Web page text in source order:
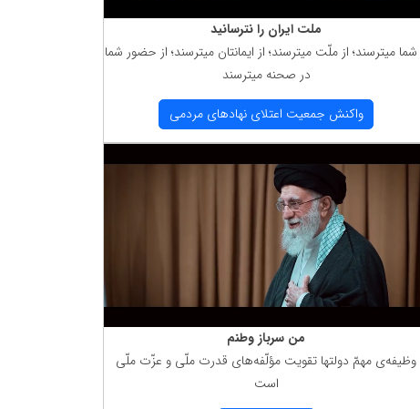
ملت ایران را نترسانید
شما میترسند؛ از ملّت میترسند؛ از ایمانتان میترسند؛ از حضور شما
در صحنه میترسند
واكنش جمعیت اعتلای نهادهای مردمی
من سرباز وطنم
وظیفه‌ی مهمّ دولتها تقویت مؤلّفه‌های قدرت ملّی و عزّت ملّی
است